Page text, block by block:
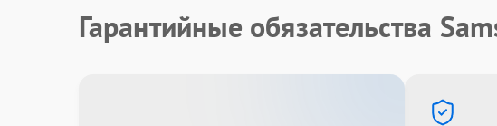
Гарантийные обязательства